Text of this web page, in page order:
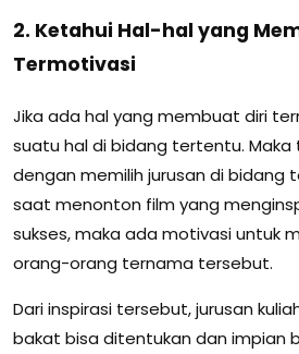
2. Ketahui Hal-hal yang
Termotivasi
Jika ada hal yang membuat diri
suatu hal di bidang tertentu. Maka
dengan memilih jurusan di bidang
saat menonton film yang
sukses, maka ada motivasi untuk
orang-orang ternama tersebut.
Dari inspirasi tersebut, jurusan
bakat bisa ditentukan dan impian